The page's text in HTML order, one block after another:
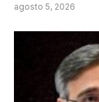
agosto 5, 2026